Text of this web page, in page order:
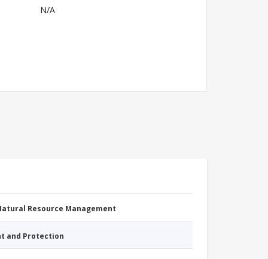
N/A
Resource Management
and Protection